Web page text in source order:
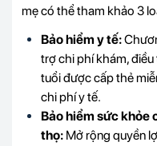
mẹ có thể tham khảo 3
Bảo hiểm y tế:
trợ chi phí khám,
tuổi được cấp thẻ
chi phí y tế.
Bảo hiểm sức khỏe
thọ: Mở rộng quyền